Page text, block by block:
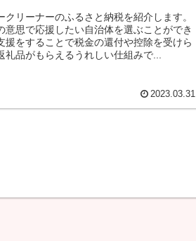
リーナーのふるさと納税を紹介します。
意思で応援したい自治体を選ぶことができ
援をすることで税金の還付や控除を受けら
礼品がもらえるうれしい仕組みで...
2023.03.31